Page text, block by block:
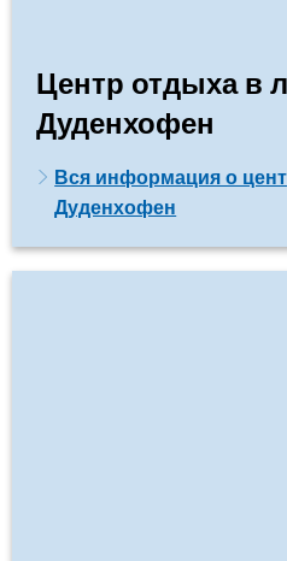
Центр отдыха в
Дуденхофен
Вся информация о
Дуденхофен